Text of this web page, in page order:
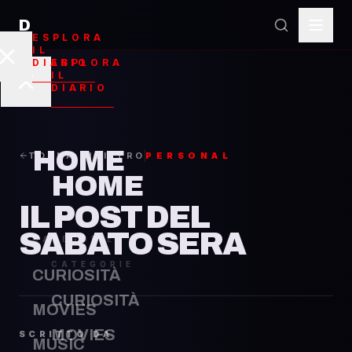
ESPLORA
IL
DIARIO
HOME
CATEGORIE
CURIOSITÀ
MOVIES
MUSIC
D
ESPLORA
IL
DIARIO
HOME
CATEGORIE
CURIOSITÀ
MOVIES
Il
TORNA INDIETRO PERSONAL
IL POST DEL
SABATO SERA
SCRITTO DA